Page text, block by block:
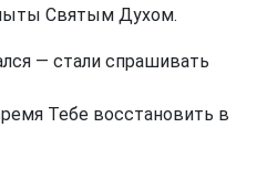
Святым Духом.
— стали спрашивать
Тебе восстановить в